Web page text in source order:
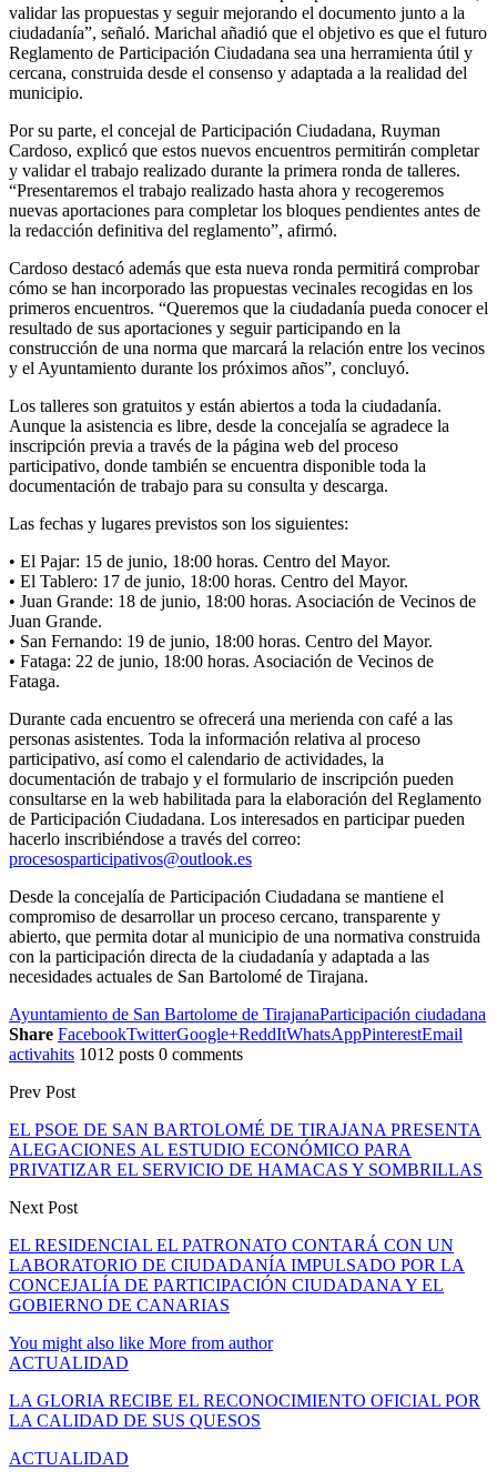
validar las propuestas y seguir mejorando el documento junto a la
ciudadanía”, señaló. Marichal añadió que el objetivo es que el futuro
Reglamento de Participación Ciudadana sea una herramienta útil y
cercana, construida desde el consenso y adaptada a la realidad del
municipio.
Por su parte, el concejal de Participación Ciudadana, Ruyman
Cardoso, explicó que estos nuevos encuentros permitirán completar
y validar el trabajo realizado durante la primera ronda de talleres.
“Presentaremos el trabajo realizado hasta ahora y recogeremos
nuevas aportaciones para completar los bloques pendientes antes de
la redacción definitiva del reglamento”, afirmó.
Cardoso destacó además que esta nueva ronda permitirá comprobar
cómo se han incorporado las propuestas vecinales recogidas en los
primeros encuentros. “Queremos que la ciudadanía pueda conocer el
resultado de sus aportaciones y seguir participando en la
construcción de una norma que marcará la relación entre los vecinos
y el Ayuntamiento durante los próximos años”, concluyó.
Los talleres son gratuitos y están abiertos a toda la ciudadanía.
Aunque la asistencia es libre, desde la concejalía se agradece la
inscripción previa a través de la página web del proceso
participativo, donde también se encuentra disponible toda la
documentación de trabajo para su consulta y descarga.
Las fechas y lugares previstos son los siguientes:
• El Pajar: 15 de junio, 18:00 horas. Centro del Mayor.
• El Tablero: 17 de junio, 18:00 horas. Centro del Mayor.
• Juan Grande: 18 de junio, 18:00 horas. Asociación de Vecinos de
Juan Grande.
• San Fernando: 19 de junio, 18:00 horas. Centro del Mayor.
• Fataga: 22 de junio, 18:00 horas. Asociación de Vecinos de
Fataga.
Durante cada encuentro se ofrecerá una merienda con café a las
personas asistentes. Toda la información relativa al proceso
participativo, así como el calendario de actividades, la
documentación de trabajo y el formulario de inscripción pueden
consultarse en la web habilitada para la elaboración del Reglamento
de Participación Ciudadana. Los interesados en participar pueden
hacerlo inscribiéndose a través del correo:
procesosparticipativos@outlook.es
Desde la concejalía de Participación Ciudadana se mantiene el
compromiso de desarrollar un proceso cercano, transparente y
abierto, que permita dotar al municipio de una normativa construida
con la participación directa de la ciudadanía y adaptada a las
necesidades actuales de San Bartolomé de Tirajana.
Ayuntamiento de San Bartolome de TirajanaParticipación ciudadana
Share FacebookTwitterGoogle+ReddItWhatsAppPinterestEmail
activahits 1012 posts 0 comments
Prev Post
EL PSOE DE SAN BARTOLOMÉ DE TIRAJANA PRESENTA
ALEGACIONES AL ESTUDIO ECONÓMICO PARA
PRIVATIZAR EL SERVICIO DE HAMACAS Y SOMBRILLAS
Next Post
EL RESIDENCIAL EL PATRONATO CONTARÁ CON UN
LABORATORIO DE CIUDADANÍA IMPULSADO POR LA
CONCEJALÍA DE PARTICIPACIÓN CIUDADANA Y EL
GOBIERNO DE CANARIAS
You might also like More from author
ACTUALIDAD
LA GLORIA RECIBE EL RECONOCIMIENTO OFICIAL POR
LA CALIDAD DE SUS QUESOS
ACTUALIDAD